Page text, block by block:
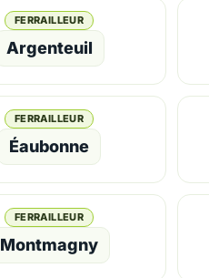
FERRAILLEUR
Argenteuil
FERRAILLEUR
Éaubonne
FERRAILLEUR
Montmagny